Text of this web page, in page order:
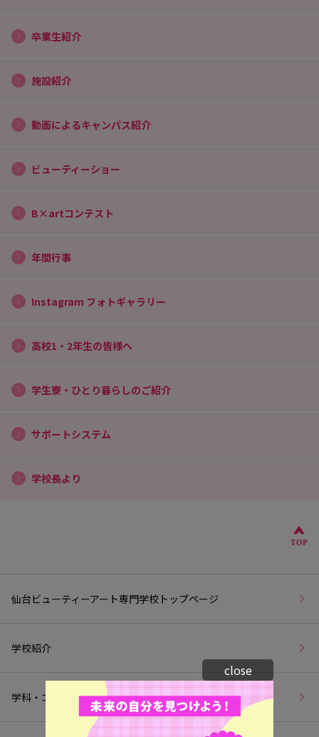
卒業生紹介
施設紹介
動画によるキャンパス紹介
ビューティーショー
B×artコンテスト
年間行事
Instagram フォトギャラリー
高校1・2年生の皆様へ
学生寮・ひとり暮らしのご紹介
サポートシステム
学校長より
こ
TOP
仙台ビューティーアート専門学校トップページ
学校紹介
学科・コース紹介
close